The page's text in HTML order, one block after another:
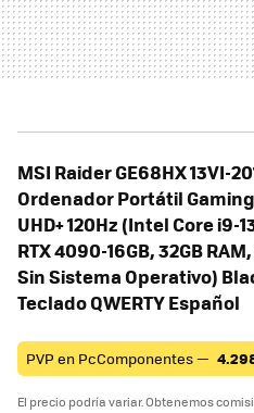
MSI Raider GE68HX 13VI-
Ordenador Portátil Gaming
UHD+ 120Hz (Intel Core i9-
RTX 4090-16GB, 32GB RAM,
Sin Sistema Operativo)
Teclado QWERTY Español
PVP en PcComponentes —
El precio podría variar. Obtenemos